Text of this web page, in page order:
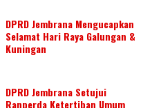
DPRD Jembrana Mengucapkan
Selamat Hari Raya Galungan &
Kuningan
DPRD Jembrana Setujui
Ranperda Ketertiban Umum